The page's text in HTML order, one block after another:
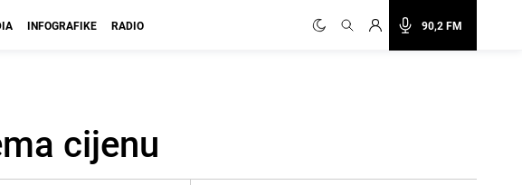
90,2 FM
INFOGRAFIKE RADIO
cijenu